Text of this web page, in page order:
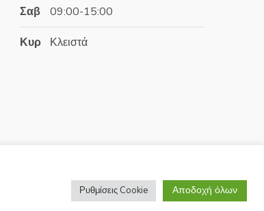
Σαβ 09:00-15:00
Κυρ Κλειστά
Development by Wrk.gr
Ρυθμίσεις Cookie Αποδοχή όλων